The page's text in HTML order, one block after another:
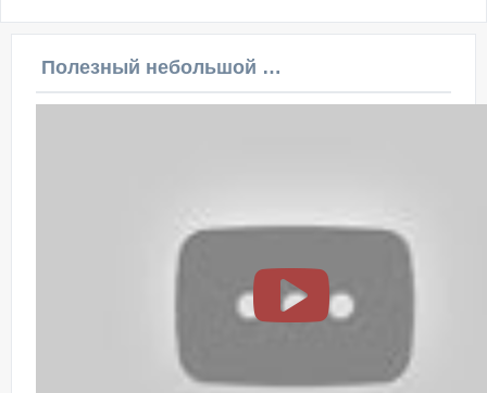
Полезный небольшой видеоурок по этой теме